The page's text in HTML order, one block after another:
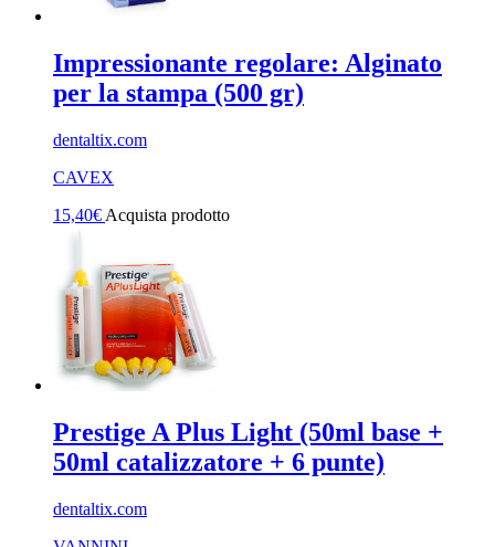
Impressionante regolare: Alginato
per la stampa (500 gr)
dentaltix.com
CAVEX
15,40€ Acquista prodotto
Prestige A Plus Light (50ml base +
50ml catalizzatore + 6 punte)
dentaltix.com